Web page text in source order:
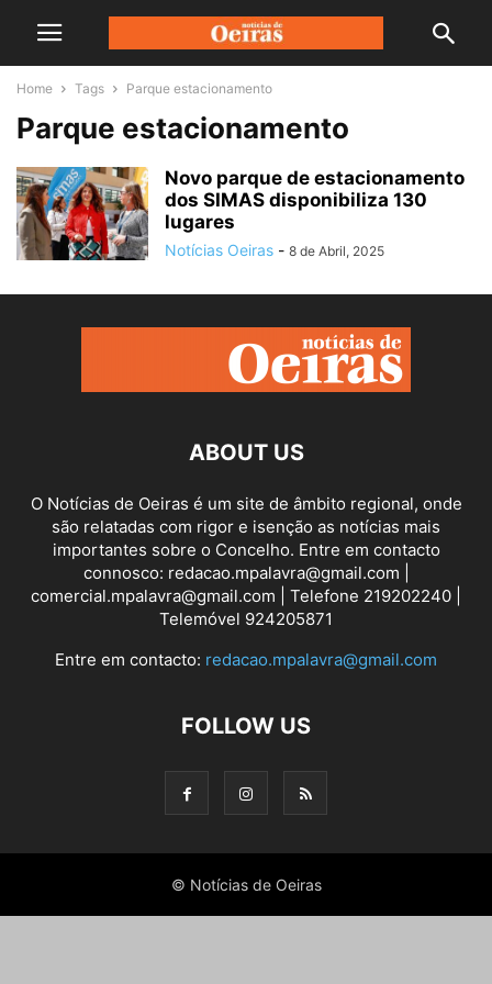
Home Tags Parque estacionamento
Parque estacionamento
Novo parque de estacionamento
dos SIMAS disponibiliza 130
lugares
Notícias Oeiras - 8 de Abril, 2025
ABOUT US
O Notícias de Oeiras é um site de âmbito regional, onde
são relatadas com rigor e isenção as notícias mais
importantes sobre o Concelho. Entre em contacto
connosco: redacao.mpalavra@gmail.com |
comercial.mpalavra@gmail.com | Telefone 219202240 |
Telemóvel 924205871
Entre em contacto: redacao.mpalavra@gmail.com
FOLLOW US
© Notícias de Oeiras